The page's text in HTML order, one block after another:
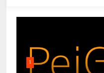
1